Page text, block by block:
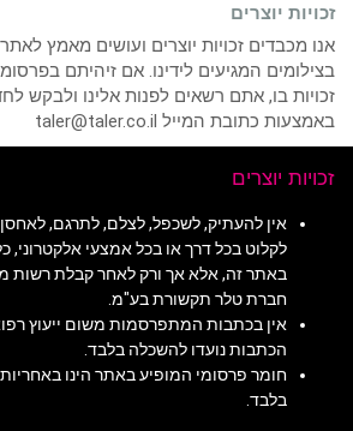
זכויות יוצרים
אנו מכבדים זכויות יוצרים ועושים מאמץ
בצילומים המגיעים לידינו. אם זיהיתם
זכויות בו, אתם רשאים לפנות אלינו ולבקש
באמצעות כתובת המייל taler@taler.co.il
זכויות יוצרים
אין להעתיק, לשכפל, לצלם, לתרגם,
לקלוט בכל דרך או בכל אמצעי
באתר זה, אלא אך ורק לאחר קבלת רשות
חברת טלר תקשורת בע"מ.
אין בכתבות המתפרסמות משום ייעוץ
הכתבות נועדו להשכלה בלבד.
חומר פרסומי המופיע באתר הינו
בלבד.